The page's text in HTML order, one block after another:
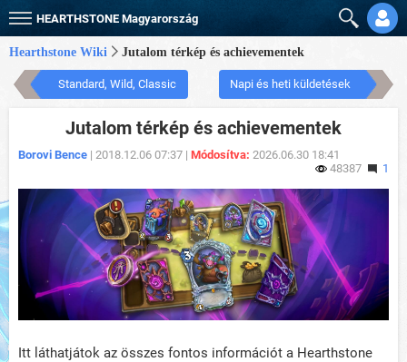
HEARTHSTONE Magyarország
Hearthstone Wiki Jutalom térkép és achievementek
Standard, Wild, Classic Napi és heti küldetések
Jutalom térkép és achievementek
Borovi Bence | 2018.12.06 07:37 | Módosítva: 2026.06.30 18:41
48387
1
Itt láthatjátok az összes fontos információt a Hearthstone